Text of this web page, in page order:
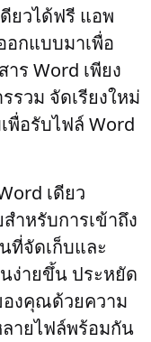
ยวได้ฟรี แอพ
อกแบบมาเพื่อ
าร Word เพียง
รวม จัดเรียงใหม่
พื่อรับไฟล์ Word
เดียว
ำหรับการเข้าถึง
จัดเก็บและ
ง่ายขึ้น ประหยัด
องคุณด้วยความ
ลายไฟล์พร้อมกัน